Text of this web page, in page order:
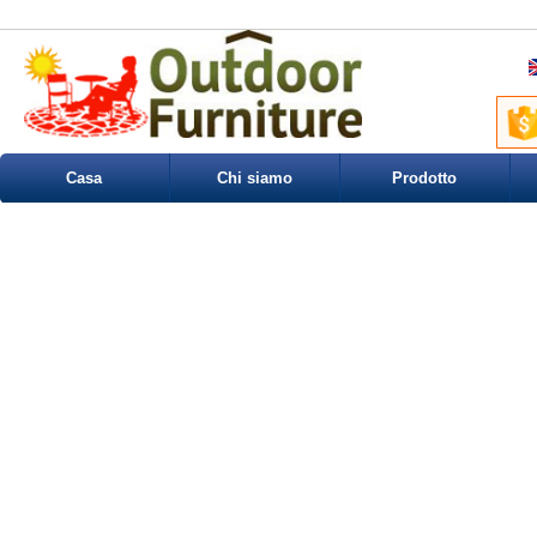
Casa Chi siamo Prodotto